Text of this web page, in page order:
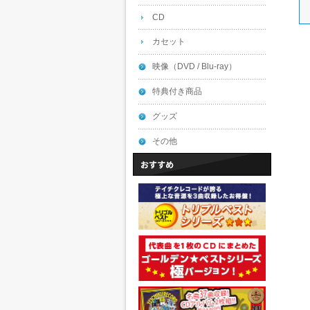
CD
カセット
映像（DVD / Blu-ray）
特典付き商品
グッズ
その他